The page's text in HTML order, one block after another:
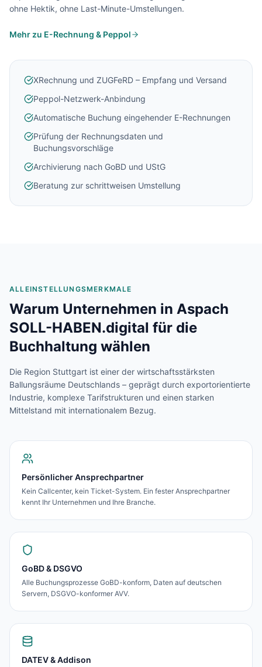
ohne Hektik, ohne Last-Minute-Umstellungen.
Mehr zu E-Rechnung & Peppol
XRechnung und ZUGFeRD – Empfang und Versand
Peppol-Netzwerk-Anbindung
Automatische Buchung eingehender E-Rechnungen
Prüfung der Rechnungsdaten und
Buchungsvorschläge
Archivierung nach GoBD und UStG
Beratung zur schrittweisen Umstellung
ALLEINSTELLUNGSMERKMALE
Warum Unternehmen in Aspach
SOLL-HABEN.digital für die
Buchhaltung wählen
Die Region Stuttgart ist einer der wirtschaftsstärksten
Ballungsräume Deutschlands – geprägt durch exportorientierte
Industrie, komplexe Tarifstrukturen und einen starken
Mittelstand mit internationalem Bezug.
Persönlicher Ansprechpartner
Kein Callcenter, kein Ticket-System. Ein fester Ansprechpartner
kennt Ihr Unternehmen und Ihre Branche.
GoBD & DSGVO
Alle Buchungsprozesse GoBD-konform, Daten auf deutschen
Servern, DSGVO-konformer AVV.
DATEV & Addison